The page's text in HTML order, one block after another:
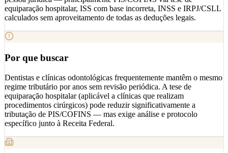
equiparação hospitalar, ISS com base incorreta, INSS e IRPJ/CSLL
calculados sem aproveitamento de todas as deduções legais.
Por que buscar
Dentistas e clínicas odontológicas frequentemente mantêm o mesmo
regime tributário por anos sem revisão periódica. A tese de
equiparação hospitalar (aplicável a clínicas que realizam
procedimentos cirúrgicos) pode reduzir significativamente a
tributação de PIS/COFINS — mas exige análise e protocolo
específico junto à Receita Federal.